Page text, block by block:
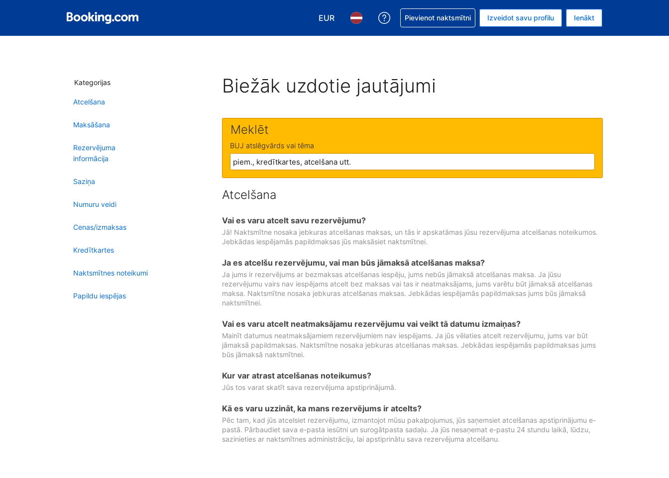
EUR
Izvēlēties valūtu. Jūsu pašreizējā valūta ir Eiro.
Izvēlēties valodu. Jūsu pašreizējā valoda ir Latviski.
Saņemiet palīdzību saistībā ar savu rezervējumu.
Pievienot naktsmītni Izveidot savu profilu Ienākt
Kategorijas
Atcelšana
Maksāšana
Rezervējuma
informācija
Saziņa
Numuru veidi
Cenas/izmaksas
Kredītkartes
Naktsmītnes noteikumi
Papildu iespējas
Biežāk uzdotie jautājumi
Meklēt
BUJ atslēgvārds vai tēma
Atcelšana
Vai es varu atcelt savu rezervējumu?
Jā! Naktsmītne nosaka jebkuras atcelšanas maksas, un tās ir apskatāmas jūsu rezervējuma atcelšanas noteikumos.
Jebkādas iespējamās papildmaksas jūs maksāsiet naktsmītnei.
Ja es atcelšu rezervējumu, vai man būs jāmaksā atcelšanas maksa?
Ja jums ir rezervējums ar bezmaksas atcelšanas iespēju, jums nebūs jāmaksā atcelšanas maksa. Ja jūsu
rezervējumu vairs nav iespējams atcelt bez maksas vai tas ir neatmaksājams, jums varētu būt jāmaksā atcelšanas
maksa. Naktsmītne nosaka jebkuras atcelšanas maksas. Jebkādas iespējamās papildmaksas jums būs jāmaksā
naktsmītnei.
Vai es varu atcelt neatmaksājamu rezervējumu vai veikt tā datumu izmaiņas?
Mainīt datumus neatmaksājamiem rezervējumiem nav iespējams. Ja jūs vēlaties atcelt rezervējumu, jums var būt
jāmaksā papildmaksas. Naktsmītne nosaka jebkuras atcelšanas maksas. Jebkādas iespējamās papildmaksas jums
būs jāmaksā naktsmītnei.
Kur var atrast atcelšanas noteikumus?
Jūs tos varat skatīt sava rezervējuma apstiprinājumā.
Kā es varu uzzināt, ka mans rezervējums ir atcelts?
Pēc tam, kad jūs atcelsiet rezervējumu, izmantojot mūsu pakalpojumus, jūs saņemsiet atcelšanas apstiprinājumu e-
pastā. Pārbaudiet sava e-pasta iesūtni un surogātpasta sadaļu. Ja jūs nesaņemat e-pastu 24 stundu laikā, lūdzu,
sazinieties ar naktsmītnes administrāciju, lai apstiprinātu sava rezervējuma atcelšanu.